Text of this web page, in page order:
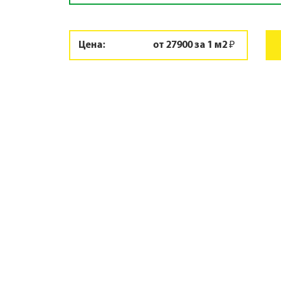
Цена: от 27900 за 1 м2 ₽